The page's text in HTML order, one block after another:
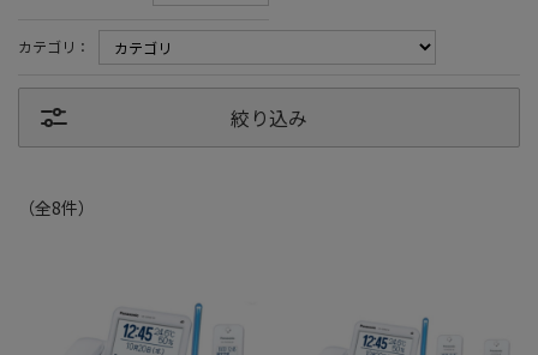
カテゴリ：
絞り込み
（全8件）